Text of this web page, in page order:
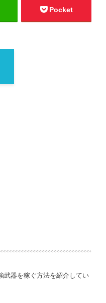
Pocket
武器を稼ぐ方法を紹介してい